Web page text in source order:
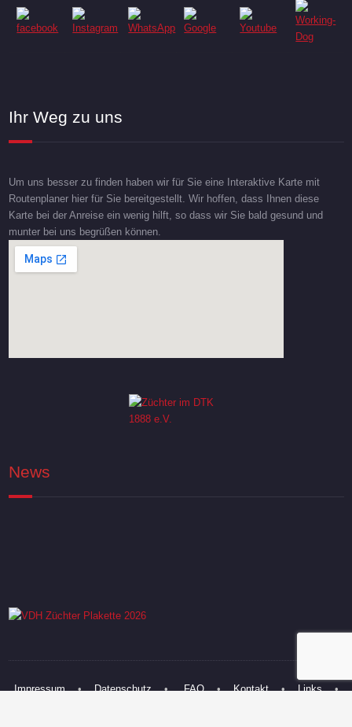
Ihr Weg zu uns
Um uns besser zu finden haben wir für Sie eine Interaktive Karte mit
Routenplaner hier für Sie bereitgestellt. Wir hoffen, dass Ihnen diese
Karte bei der Anreise ein wenig hilft, so dass wir Sie bald gesund und
munter bei uns begrüßen können.
News
Impressum•Datenschutz•FAQ•Kontakt•Links•